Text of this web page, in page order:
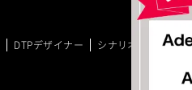
DTPデザイナー シナリオライター